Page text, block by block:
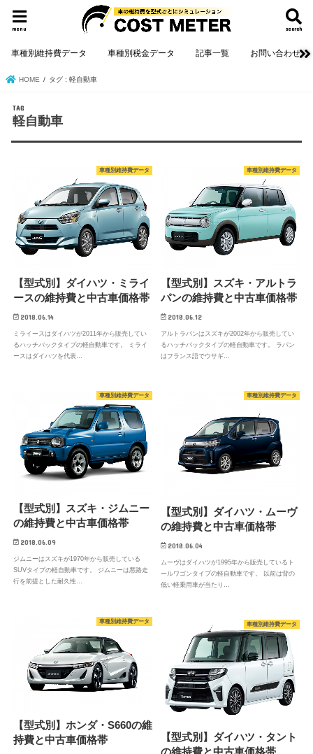
search
menu
車種別維持費データ 車種別税金データ 記事一覧 お問い合わせ
HOME タグ : 軽自動車
TAG
軽自動車
車種別維持費データ
【型式別】ダイハツ・ミライ
ースの維持費と中古車価格帯
2018.06.14
ミライースはダイハツが2011年から販売してい
るハッチバックタイプの軽自動車です。 ミライ
ースはダイハツを代表…
車種別維持費データ
【型式別】スズキ・アルトラ
パンの維持費と中古車価格帯
2018.06.12
アルトラパンはスズキが2002年から販売してい
るハッチバックタイプの軽自動車です。 ラパン
はフランス語でウサギ…
車種別維持費データ
【型式別】スズキ・ジムニー
の維持費と中古車価格帯
2018.06.09
ジムニーはスズキが1970年から販売している
SUVタイプの軽自動車です。 ジムニーは悪路走
行を前提とした耐久性…
車種別維持費データ
【型式別】ダイハツ・ムーヴ
の維持費と中古車価格帯
2018.06.04
ムーヴはダイハツが1995年から販売しているト
ールワゴンタイプの軽自動車です。 以前は背の
低い軽乗用車が当たり…
車種別維持費データ
【型式別】ホンダ・S660の維
持費と中古車価格帯
車種別維持費データ
【型式別】ダイハツ・タント
の維持費と中古車価格帯